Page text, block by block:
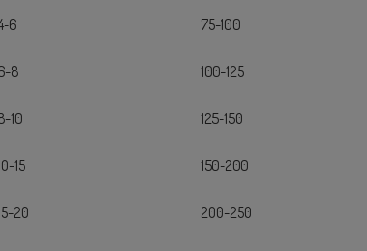
6 75-100
8 100-125
10 125-150
15 150-200
20 200-250